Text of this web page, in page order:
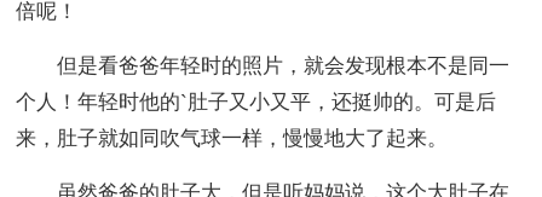
倍呢！
但是看爸爸年轻时的照片，就会发现根本不是同一
个人！年轻时他的`肚子又小又平，还挺帅的。可是后
来，肚子就如同吹气球一样，慢慢地大了起来。